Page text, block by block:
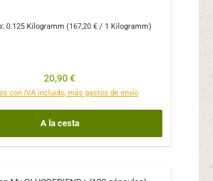
0.125 Kilogramm (167,20 € / 1 Kilogramm)
Precio normal:
20,90 €
con IVA incluido, más gastos de envío
A la cesta